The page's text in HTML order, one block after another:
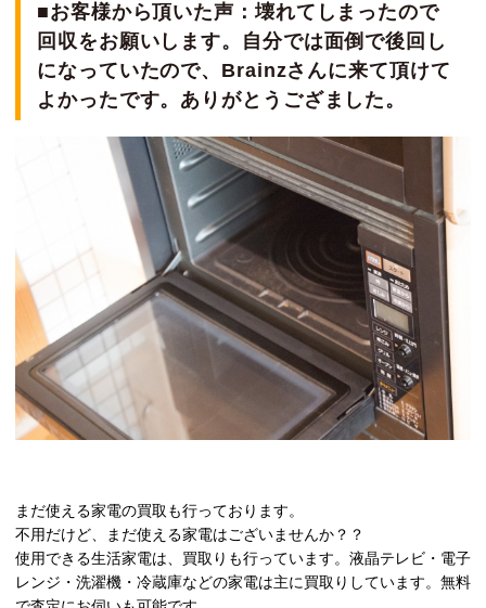
■お客様から頂いた声：壊れてしまったので
回収をお願いします。自分では面倒で後回し
になっていたので、Brainzさんに来て頂けて
よかったです。ありがとうござました。
まだ使える家電の買取も行っております。
不用だけど、まだ使える家電はございませんか？？
使用できる生活家電は、買取りも行っています。液晶テレビ・電子
レンジ・洗濯機・冷蔵庫などの家電は主に買取りしています。無料